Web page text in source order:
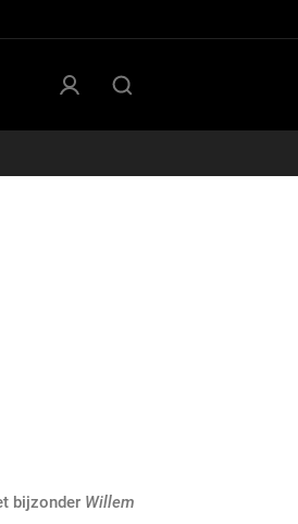
bijzonder Willem